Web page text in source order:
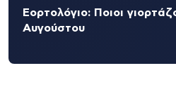
Εορτολόγιο: Ποιοι
Αυγούστου